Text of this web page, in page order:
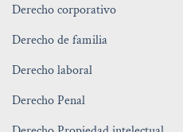
Derecho corporativo
Derecho de familia
Derecho laboral
Derecho Penal